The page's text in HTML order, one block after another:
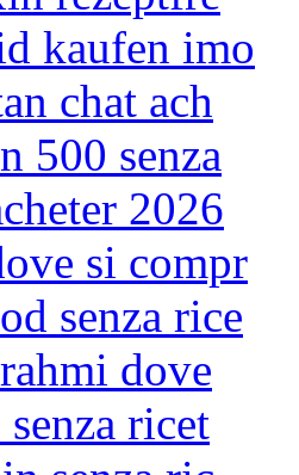
kaufen imo
chat ach
500 senza
2026
si compr
senza rice
dove
ricet